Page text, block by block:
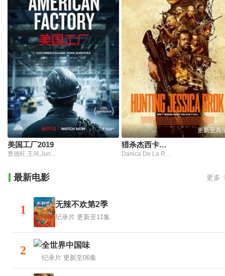
美国工厂2019
曹德旺,王河,Junming 'Jimmy' Wang
更新至高
猎杀杰西卡布洛克
Danica De La Rey Jones,塔梅尔·伯贾克,安东尼·奥塞耶姆,Vaughn Lucas
最新电影 更多
1 无辣不欢第2季
纪录片 更新至11集
2 全世界中国味
纪录片 更新至06集